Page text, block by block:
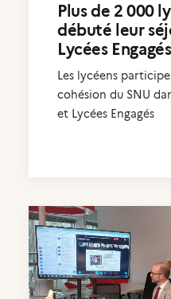
Plus de 2 000
débuté leur
Lycées Engagés
Les lycéens
cohésion du SNU
et Lycées Engagés